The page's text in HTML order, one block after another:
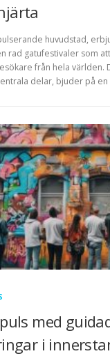
huvudstad,
rad gatufestivaler som
från hela världen.
delar, bjuder på en
med
i